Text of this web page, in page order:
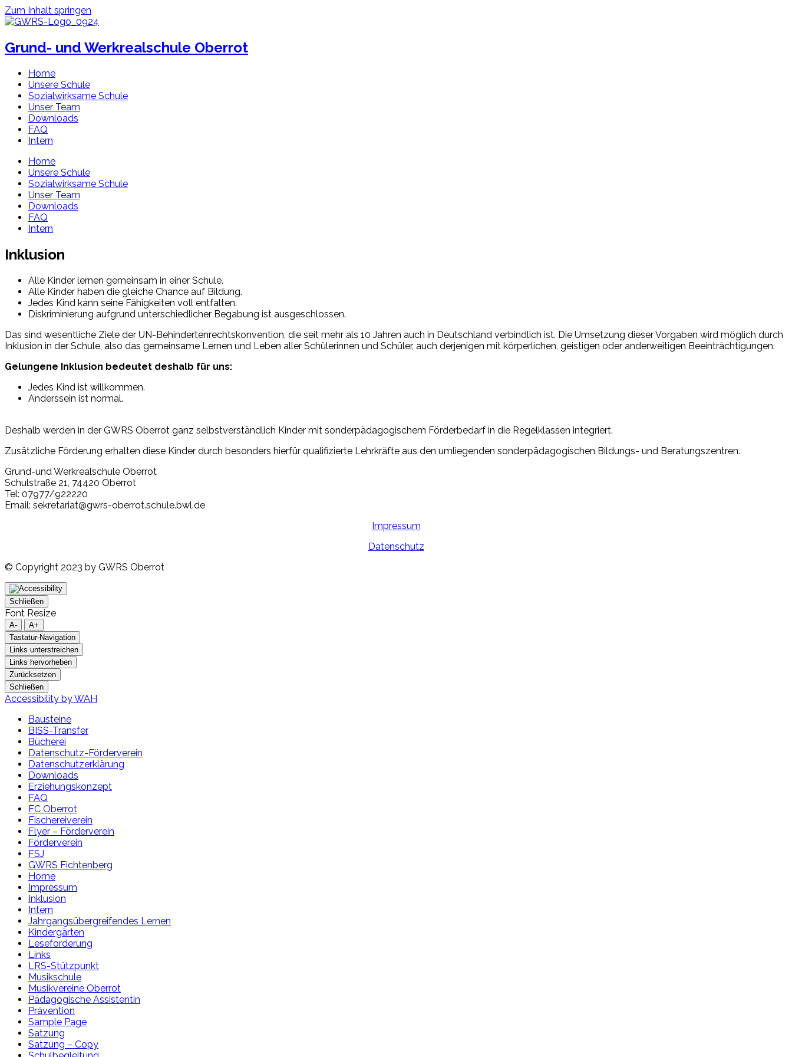
Zum Inhalt springen
Grund- und Werkrealschule Oberrot
Home
Unsere Schule
Sozialwirksame Schule
Unser Team
Downloads
FAQ
Intern
Home
Unsere Schule
Sozialwirksame Schule
Unser Team
Downloads
FAQ
Intern
Inklusion
Alle Kinder lernen gemeinsam in einer Schule.
Alle Kinder haben die gleiche Chance auf Bildung.
Jedes Kind kann seine Fähigkeiten voll entfalten.
Diskriminierung aufgrund unterschiedlicher Begabung ist ausgeschlossen.
Das sind wesentliche Ziele der UN-Behindertenrechtskonvention, die seit mehr als 10 Jahren auch in Deutschland verbindlich ist. Die Umsetzung dieser Vorgaben wird möglich durch
Inklusion in der Schule, also das gemeinsame Lernen und Leben aller Schülerinnen und Schüler, auch derjenigen mit körperlichen, geistigen oder anderweitigen Beeinträchtigungen.
Gelungene Inklusion bedeutet deshalb für uns:
Jedes Kind ist willkommen.
Anderssein ist normal.
Deshalb werden in der GWRS Oberrot ganz selbstverständlich Kinder mit sonderpädagogischem Förderbedarf in die Regelklassen integriert.
Zusätzliche Förderung erhalten diese Kinder durch besonders hierfür qualifizierte Lehrkräfte aus den umliegenden sonderpädagogischen Bildungs- und Beratungszentren.
Grund-und Werkrealschule Oberrot
Schulstraße 21, 74420 Oberrot​
Tel: 07977/922220
Email: sekretariat@gwrs-oberrot.schule.bwl.de
Impressum
Datenschutz
© Copyright 2023 by GWRS Oberrot
Schließen
Font Resize
A-
A+
Tastatur-Navigation
Links unterstreichen
Links hervorheben
Zurücksetzen
Schließen
Accessibility by WAH
Bausteine
BISS-Transfer
Bücherei
Datenschutz-Förderverein
Datenschutzerklärung
Downloads
Erziehungskonzept
FAQ
FC Oberrot
Fischereiverein
Flyer – Förderverein
Förderverein
FSJ
GWRS Fichtenberg
Home
Impressum
Inklusion
Intern
Jahrgangsübergreifendes Lernen
Kindergärten
Leseförderung
Links
LRS-Stützpunkt
Musikschule
Musikvereine Oberrot
Pädagogische Assistentin
Prävention
Sample Page
Satzung
Satzung – Copy